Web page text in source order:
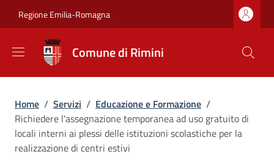
Regione Emilia-Romagna
Comune di Rimini
Briciole di pane
Home / Servizi / Educazione e Formazione /
Richiedere l'assegnazione temporanea ad uso gratuito di
locali interni ai plessi delle istituzioni scolastiche per la
realizzazione di centri estivi